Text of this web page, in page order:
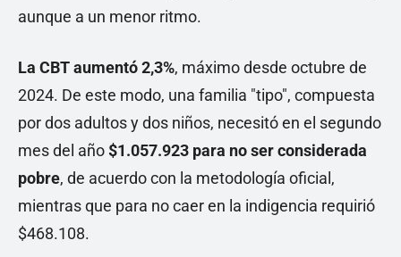
aunque a un menor ritmo.
La CBT aumentó 2,3%, máximo desde octubre de
2024. De este modo, una familia "tipo", compuesta
por dos adultos y dos niños, necesitó en el segundo
mes del año$1.057.923 para no ser considerada
pobre, de acuerdo con la metodología oficial,
mientras que para no caer en la indigencia requirió
$468.108.